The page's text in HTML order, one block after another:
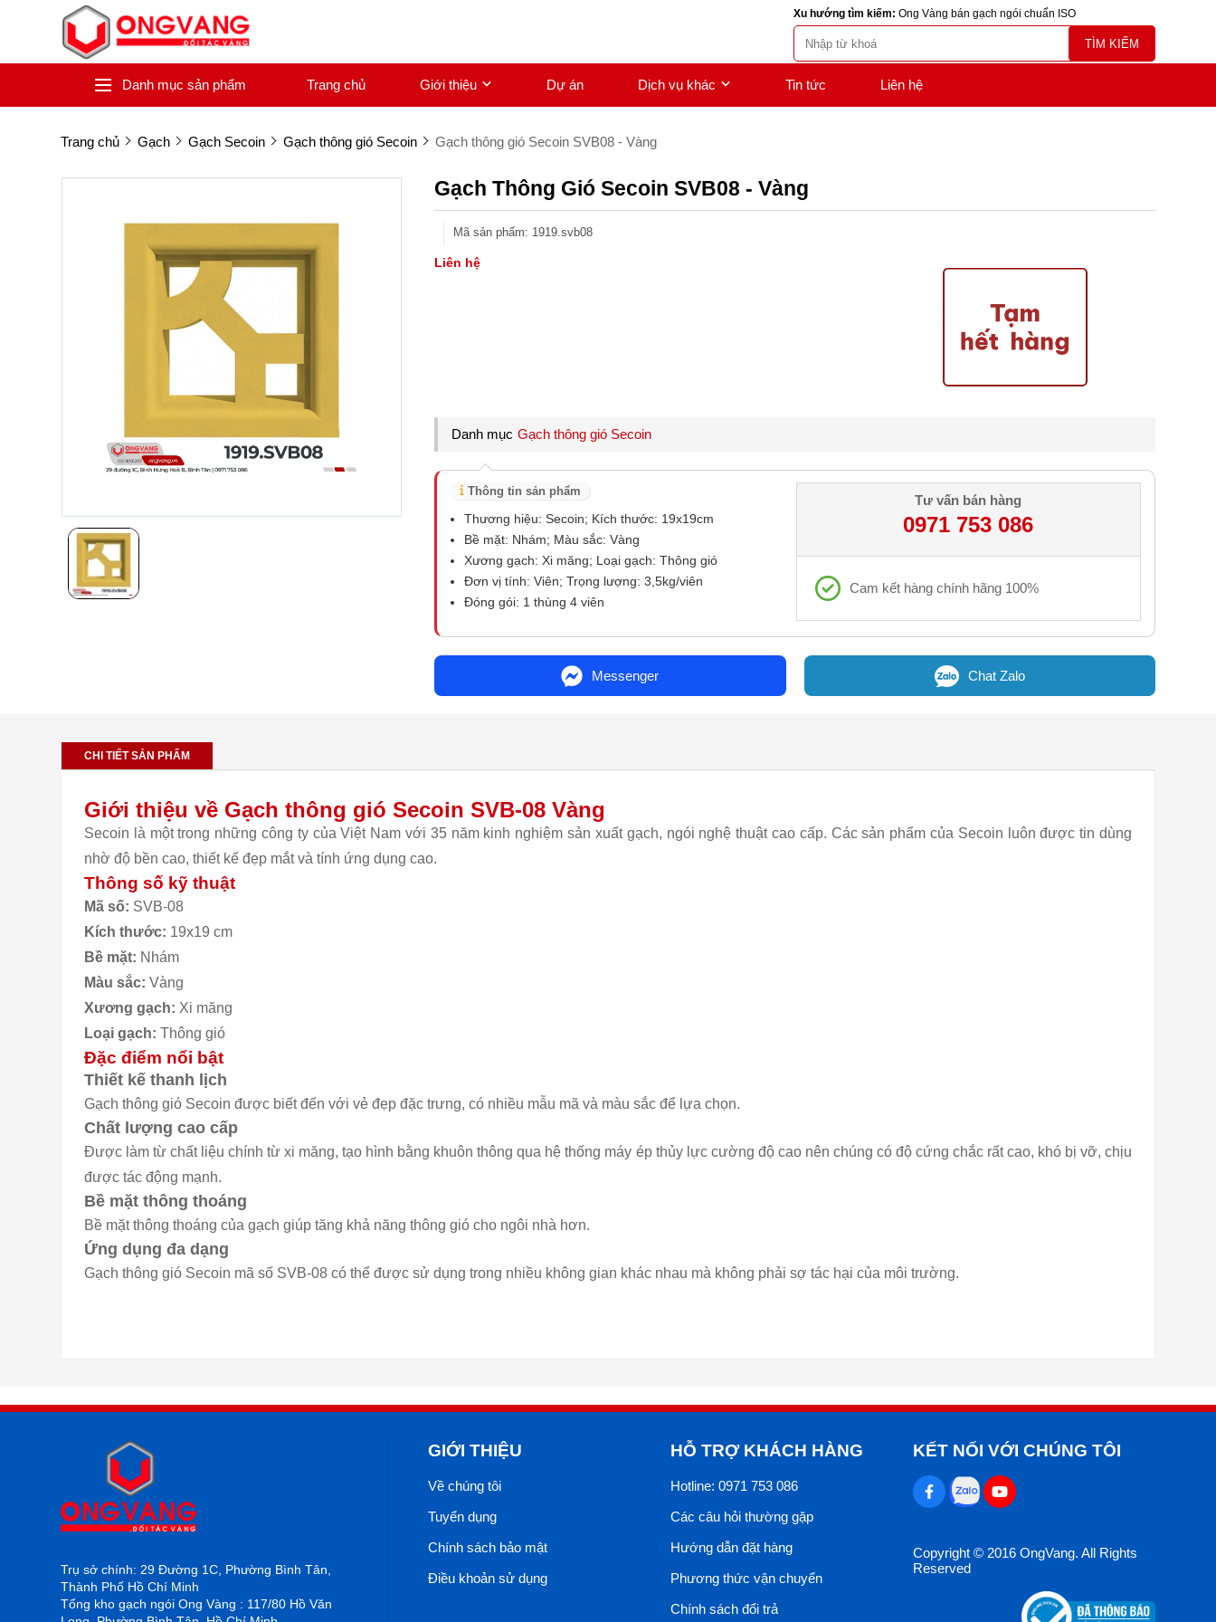
Xu hướng tìm kiếm: Ong Vàng bán gạch ngói chuẩn ISO
TÌM KIẾM
Danh mục sản phẩm Trang chủ Giới thiệu Dự án Dịch vụ khác Tin tức Liên hệ
Trang chủ Gạch Gạch Secoin Gạch thông gió Secoin Gạch thông gió Secoin SVB08 - Vàng
Gạch Thông Gió Secoin SVB08 - Vàng
Mã sản phẩm: 1919.svb08
Liên hệ
Danh mục Gạch thông gió Secoin
Thông tin sản phẩm
Thương hiệu: Secoin; Kích thước: 19x19cm
Bề mặt: Nhám; Màu sắc: Vàng
Xương gạch: Xi măng; Loại gạch: Thông gió
Đơn vị tính: Viên; Trọng lượng: 3,5kg/viên
Đóng gói: 1 thùng 4 viên
Tư vấn bán hàng
0971 753 086
Cam kết hàng chính hãng 100%
Messenger Chat Zalo
CHI TIẾT SẢN PHẨM
Giới thiệu về Gạch thông gió Secoin SVB-08 Vàng
Secoin là một trong những công ty của Việt Nam với 35 năm kinh nghiệm sản xuất gạch, ngói nghệ thuật cao cấp. Các sản phẩm của Secoin luôn được tin dùng
nhờ độ bền cao, thiết kế đẹp mắt và tính ứng dụng cao.
Thông số kỹ thuật
Mã số: SVB-08
Kích thước: 19x19 cm
Bề mặt: Nhám
Màu sắc: Vàng
Xương gạch: Xi măng
Loại gạch: Thông gió
Đặc điểm nổi bật
Thiết kế thanh lịch
Gạch thông gió Secoin được biết đến với vẻ đẹp đặc trưng, có nhiều mẫu mã và màu sắc để lựa chọn.
Chất lượng cao cấp
Được làm từ chất liệu chính từ xi măng, tạo hình bằng khuôn thông qua hệ thống máy ép thủy lực cường độ cao nên chúng có độ cứng chắc rất cao, khó bị vỡ, chịu
được tác động mạnh.
Bề mặt thông thoáng
Bề mặt thông thoáng của gạch giúp tăng khả năng thông gió cho ngôi nhà hơn.
Ứng dụng đa dạng
Gạch thông gió Secoin mã số SVB-08 có thể được sử dụng trong nhiều không gian khác nhau mà không phải sợ tác hại của môi trường.
Trụ sở chính: 29 Đường 1C, Phường Bình Tân,
Thành Phố Hồ Chí Minh
Tổng kho gạch ngói Ong Vàng : 117/80 Hồ Văn
GIỚI THIỆU
Về chúng tôi
Tuyển dụng
Chính sách bảo mật
Điều khoản sử dụng
HỖ TRỢ KHÁCH HÀNG
Hotline: 0971 753 086
Các câu hỏi thường gặp
Hướng dẫn đặt hàng
Phương thức vận chuyển
Chính sách đổi trả
KẾT NỐI VỚI CHÚNG TÔI
Copyright © 2016 OngVang. All Rights
Reserved